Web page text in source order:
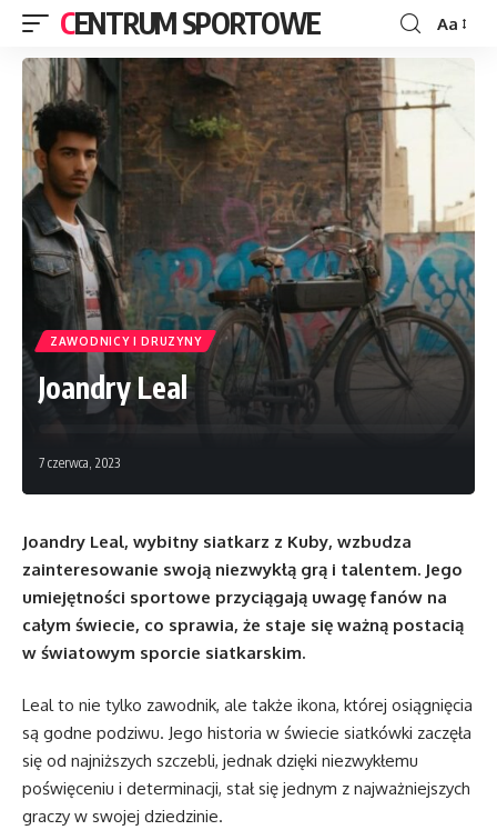
CENTRUM SPORTOWE Aa
ZAWODNICY I DRUZYNY
Joandry Leal
7 czerwca, 2023
Joandry Leal, wybitny siatkarz z Kuby, wzbudza
zainteresowanie swoją niezwykłą grą i talentem. Jego
umiejętności sportowe przyciągają uwagę fanów na
całym świecie, co sprawia, że staje się ważną postacią
w światowym sporcie siatkarskim.
Leal to nie tylko zawodnik, ale także ikona, której osiągnięcia
są godne podziwu. Jego historia w świecie siatkówki zaczęła
się od najniższych szczebli, jednak dzięki niezwykłemu
poświęceniu i determinacji, stał się jednym z najważniejszych
graczy w swojej dziedzinie.